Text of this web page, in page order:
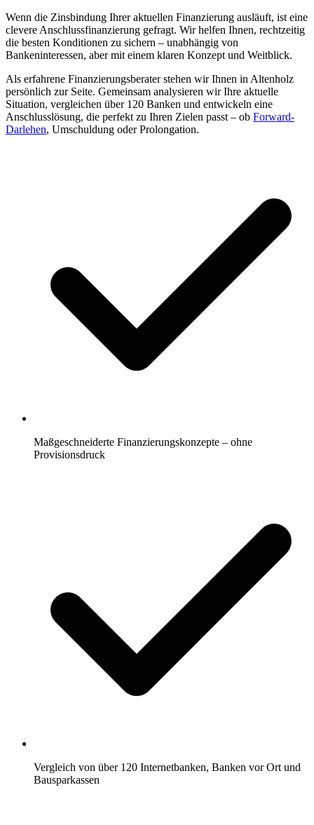
Wenn die Zinsbindung Ihrer aktuellen Finanzierung ausläuft, ist eine
clevere Anschlussfinanzierung gefragt. Wir helfen Ihnen, rechtzeitig
die besten Konditionen zu sichern – unabhängig von
Bankeninteressen, aber mit einem klaren Konzept und Weitblick.
Als erfahrene Finanzierungsberater stehen wir Ihnen in Altenholz
persönlich zur Seite. Gemeinsam analysieren wir Ihre aktuelle
Situation, vergleichen über 120 Banken und entwickeln eine
Anschlusslösung, die perfekt zu Ihren Zielen passt – ob Forward-
Darlehen, Umschuldung oder Prolongation.
Maßgeschneiderte Finanzierungskonzepte – ohne
Provisionsdruck
Vergleich von über 120 Internetbanken, Banken vor Ort und
Bausparkassen